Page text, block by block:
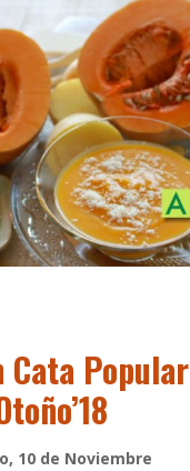
Cata Popular
10 de Noviembre